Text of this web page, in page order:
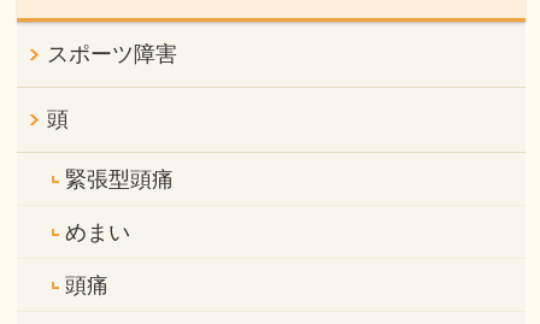
スポーツ障害
頭
緊張型頭痛
めまい
頭痛